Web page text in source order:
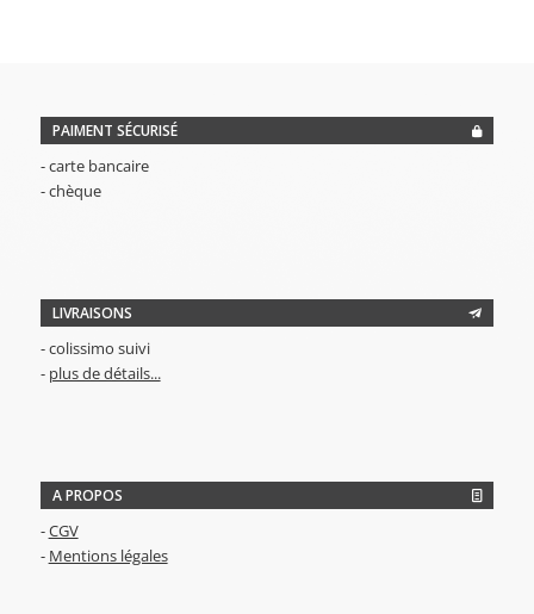
PAIMENT SÉCURISÉ
- carte bancaire
- chèque
LIVRAISONS
- colissimo suivi
- plus de détails...
A PROPOS
-CGV
- Mentions légales